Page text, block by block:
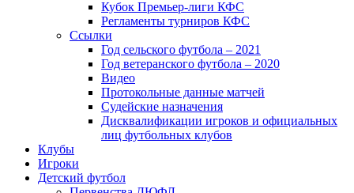
Кубок Премьер-лиги КФС
Регламенты турниров КФС
Ссылки
Год сельского футбола – 2021
Год ветеранского футбола – 2020
Видео
Протокольные данные матчей
Судейские назначения
Дисквалификации игроков и официальных
лиц футбольных клубов
Клубы
Игроки
Детский футбол